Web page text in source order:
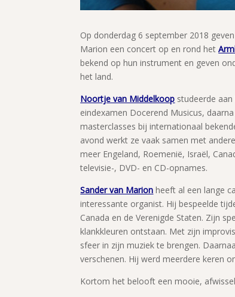
Op donderdag 6 september 2018
Marion een concert op en rond het
bekend op hun instrument en geven
het land.
Noortje van Middelkoop studeerde
eindexamen Docerend Musicus,
masterclasses bij internationaal
avond werkt ze vaak samen met
meer Engeland, Roemenië, Israël,
televisie-, DVD- en CD-opnames.
Sander van Marion heeft al een lange
interessante organist. Hij bespeelde
Canada en de Verenigde Staten. Zijn
klankkleuren ontstaan. Met zijn
sfeer in zijn muziek te brengen.
verschenen. Hij werd meerdere keren
Kortom het belooft een mooie,